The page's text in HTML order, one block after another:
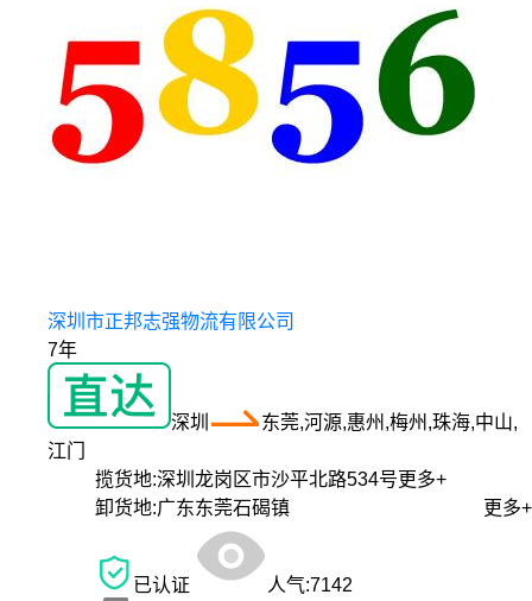
深圳市正邦志强物流有限公司
7年
深圳
东莞,河源,惠州,梅州,珠海,中山,
江门
揽货地:深圳龙岗区市沙平北路534号更多+
卸货地:广东东莞石碣镇 更多+
已认证 人气:7142